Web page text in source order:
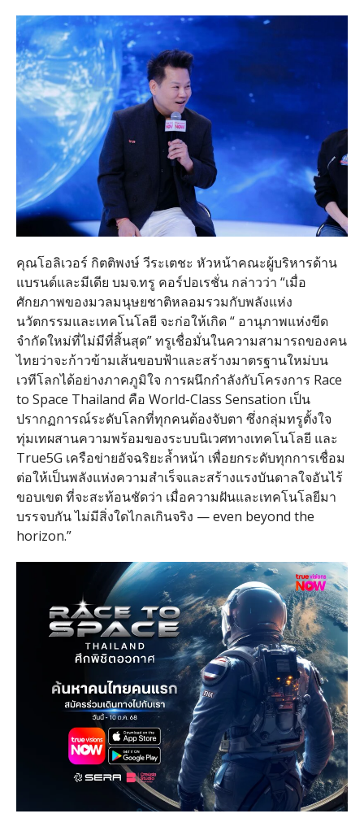
คุณโอลิเวอร์ กิตติพงษ์ วีระเตชะ หัวหน้าคณะผู้บริหารด้าน
แบรนด์และมีเดีย บมจ.ทรู คอร์ปอเรชั่น กล่าวว่า “เมื่อ
ศักยภาพของมวลมนุษยชาติหลอมรวมกับพลังแห่ง
นวัตกรรมและเทคโนโลยี จะก่อให้เกิด “ อานุภาพแห่งขีด
จำกัดใหม่ที่ไม่มีที่สิ้นสุด” ทรูเชื่อมั่นในความสามารถของคน
ไทยว่าจะก้าวข้ามเส้นขอบฟ้าและสร้างมาตรฐานใหม่บน
เวทีโลกได้อย่างภาคภูมิใจ การผนึกกำลังกับโครงการ Race
to Space Thailand คือ World-Class Sensation เป็น
ปรากฏการณ์ระดับโลกที่ทุกคนต้องจับตา ซึ่งกลุ่มทรูตั้งใจ
ทุ่มเทผสานความพร้อมของระบบนิเวศทางเทคโนโลยี และ
True5G เครือข่ายอัจฉริยะล้ำหน้า เพื่อยกระดับทุกการเชื่อม
ต่อให้เป็นพลังแห่งความสำเร็จและสร้างแรงบันดาลใจอันไร้
ขอบเขต ที่จะสะท้อนชัดว่า เมื่อความฝันและเทคโนโลยีมา
บรรจบกัน ไม่มีสิ่งใดไกลเกินจริง — even beyond the
horizon.”